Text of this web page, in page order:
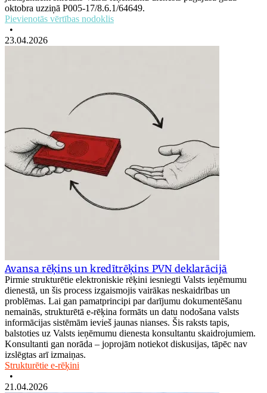
oktobra uzziņā P005-17/8.6.1/64649.
Pievienotās vērtības nodoklis
•
23.04.2026
Avansa rēķins un kredītrēķins PVN deklarācijā
Pirmie strukturētie elektroniskie rēķini iesniegti Valsts ieņēmumu
dienestā, un šis process izgaismojis vairākas neskaidrības un
problēmas. Lai gan pamatprincipi par darījumu dokumentēšanu
nemainās, strukturētā e-rēķina formāts un datu nodošana valsts
informācijas sistēmām ievieš jaunas nianses. Šis raksts tapis,
balstoties uz Valsts ieņēmumu dienesta konsultantu skaidrojumiem.
Konsultanti gan norāda – joprojām notiekot diskusijas, tāpēc nav
izslēgtas arī izmaiņas.
Strukturētie e-rēķini
•
21.04.2026